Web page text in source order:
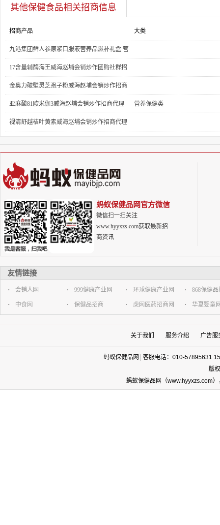
其他保健食品相关招商信息
招商产品 大类
九港集团鲜人参原浆口服液营养品滋补礼盒 营
养食品
17含量辅酶海王威海赵埔会销炒作团购社群招
商代理
金奥力破壁灵芝孢子粉威海赵埔会销炒作招商
代理 营养保健类
亚麻酸81欧米伽3威海赵埔会销炒作招商代理 营养保健类
视清舒越桔叶黄素威海赵埔会销炒作招商代理
蚂蚁保健品网官方微信
微信扫一扫关注
www.hyyxzs.com获取最新招
商资讯
友情链接
会销人网 999健康产业网 环球健康产业网 868保健品
中食网 保健品招商 虎网医药招商网 华夏婴童
关于我们 服务介绍 广告服
蚂蚁保健品网
客服电话：010-57895631
版
蚂蚁保健品网（www.hyyxzs.com